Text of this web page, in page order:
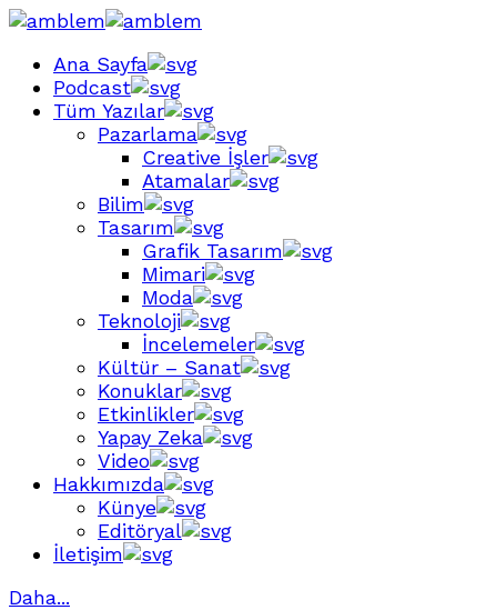
Ana Sayfa
Podcast
Tüm Yazılar
Pazarlama
Creative İşler
Atamalar
Bilim
Tasarım
Grafik Tasarım
Mimari
Moda
Teknoloji
İncelemeler
Kültür – Sanat
Konuklar
Etkinlikler
Yapay Zeka
Video
Hakkımızda
Künye
Editöryal
İletişim
Daha...